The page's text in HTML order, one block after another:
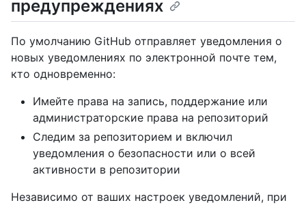
предупреждениях
По умолчанию GitHub отправляет уведомления о
новых уведомлениях по электронной почте тем,
кто одновременно:
Имейте права на запись, поддержание или
администраторские права на репозиторий
Следим за репозиторием и включил
уведомления о безопасности или о всей
активности в репозитории
Независимо от ваших настроек уведомлений, при